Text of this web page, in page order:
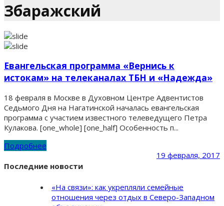
Збаражский
Евангельская программа «Вернись к
истокам» на телеканалах ТБН и «Надежда»
18 февраля в Москве в Духовном Центре Адвентистов
Седьмого Дня на Нагатинской началась евангельская
программа с участием известного телеведущего Петра
Кулакова. [one_whole] [one_half] Особенность п...
Подробнее
19 февраля, 2017
Последние новости
«На связи»: как укрепляли семейные
отношения через отдых в Северо-Западном